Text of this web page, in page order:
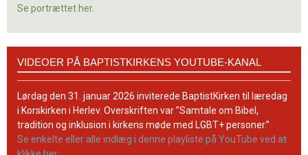
Se portrættet her.
BaptistKirkens
YouTube-
kanal
VIDEOER PÅ BAPTISTKIRKENS YOUTUBE-KANAL
Lørdag den 31. januar 2026 inviterede BaptistKirken til læredag
i Korskirken i Herlev. Overskriften var ”Samtale om Bibel,
tradition og inklusion i kirkens møde med LGBT+ personer.”
Se enkelte eller alle indlæg i denne playliste på YouTube ved at